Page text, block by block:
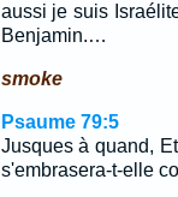
aussi je suis
Benjamin.…
smoke
Psaume 79:5
Jusques à quand,
s'embrasera-t-elle